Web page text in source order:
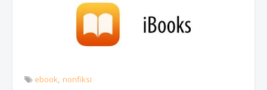
ebook nonfiksi